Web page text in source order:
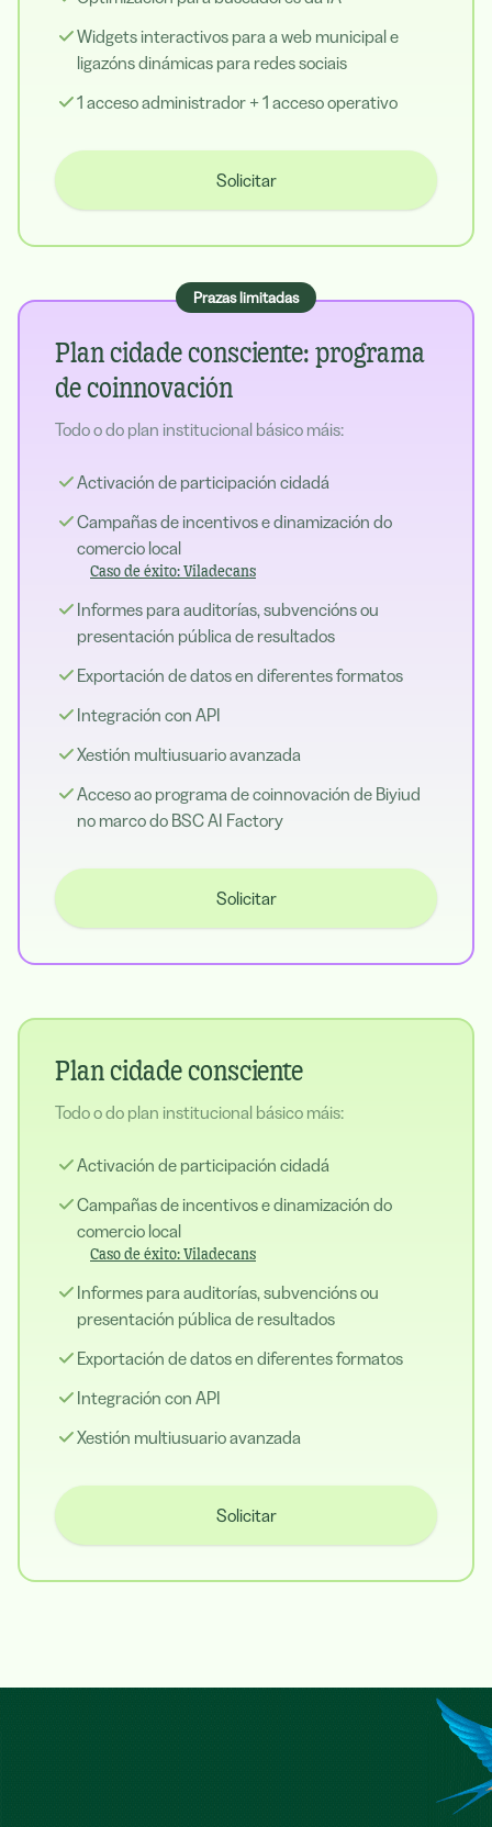
Widgets interactivos para a web municipal e
ligazóns dinámicas para redes sociais
1 acceso administrador + 1 acceso operativo
Solicitar
Prazas limitadas
Plan cidade consciente: programa
de coinnovación
Todo o do plan institucional básico máis:
Activación de participación cidadá
Campañas de incentivos e dinamización do
comercio local
Caso de éxito: Viladecans
Informes para auditorías, subvencións ou
presentación pública de resultados
Exportación de datos en diferentes formatos
Integración con API
Xestión multiusuario avanzada
Acceso ao programa de coinnovación de Biyiud
no marco do BSC AI Factory
Solicitar
Plan cidade consciente
Todo o do plan institucional básico máis:
Activación de participación cidadá
Campañas de incentivos e dinamización do
comercio local
Caso de éxito: Viladecans
Informes para auditorías, subvencións ou
presentación pública de resultados
Exportación de datos en diferentes formatos
Integración con API
Xestión multiusuario avanzada
Solicitar